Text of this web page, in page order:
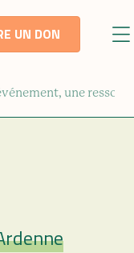
UN DON